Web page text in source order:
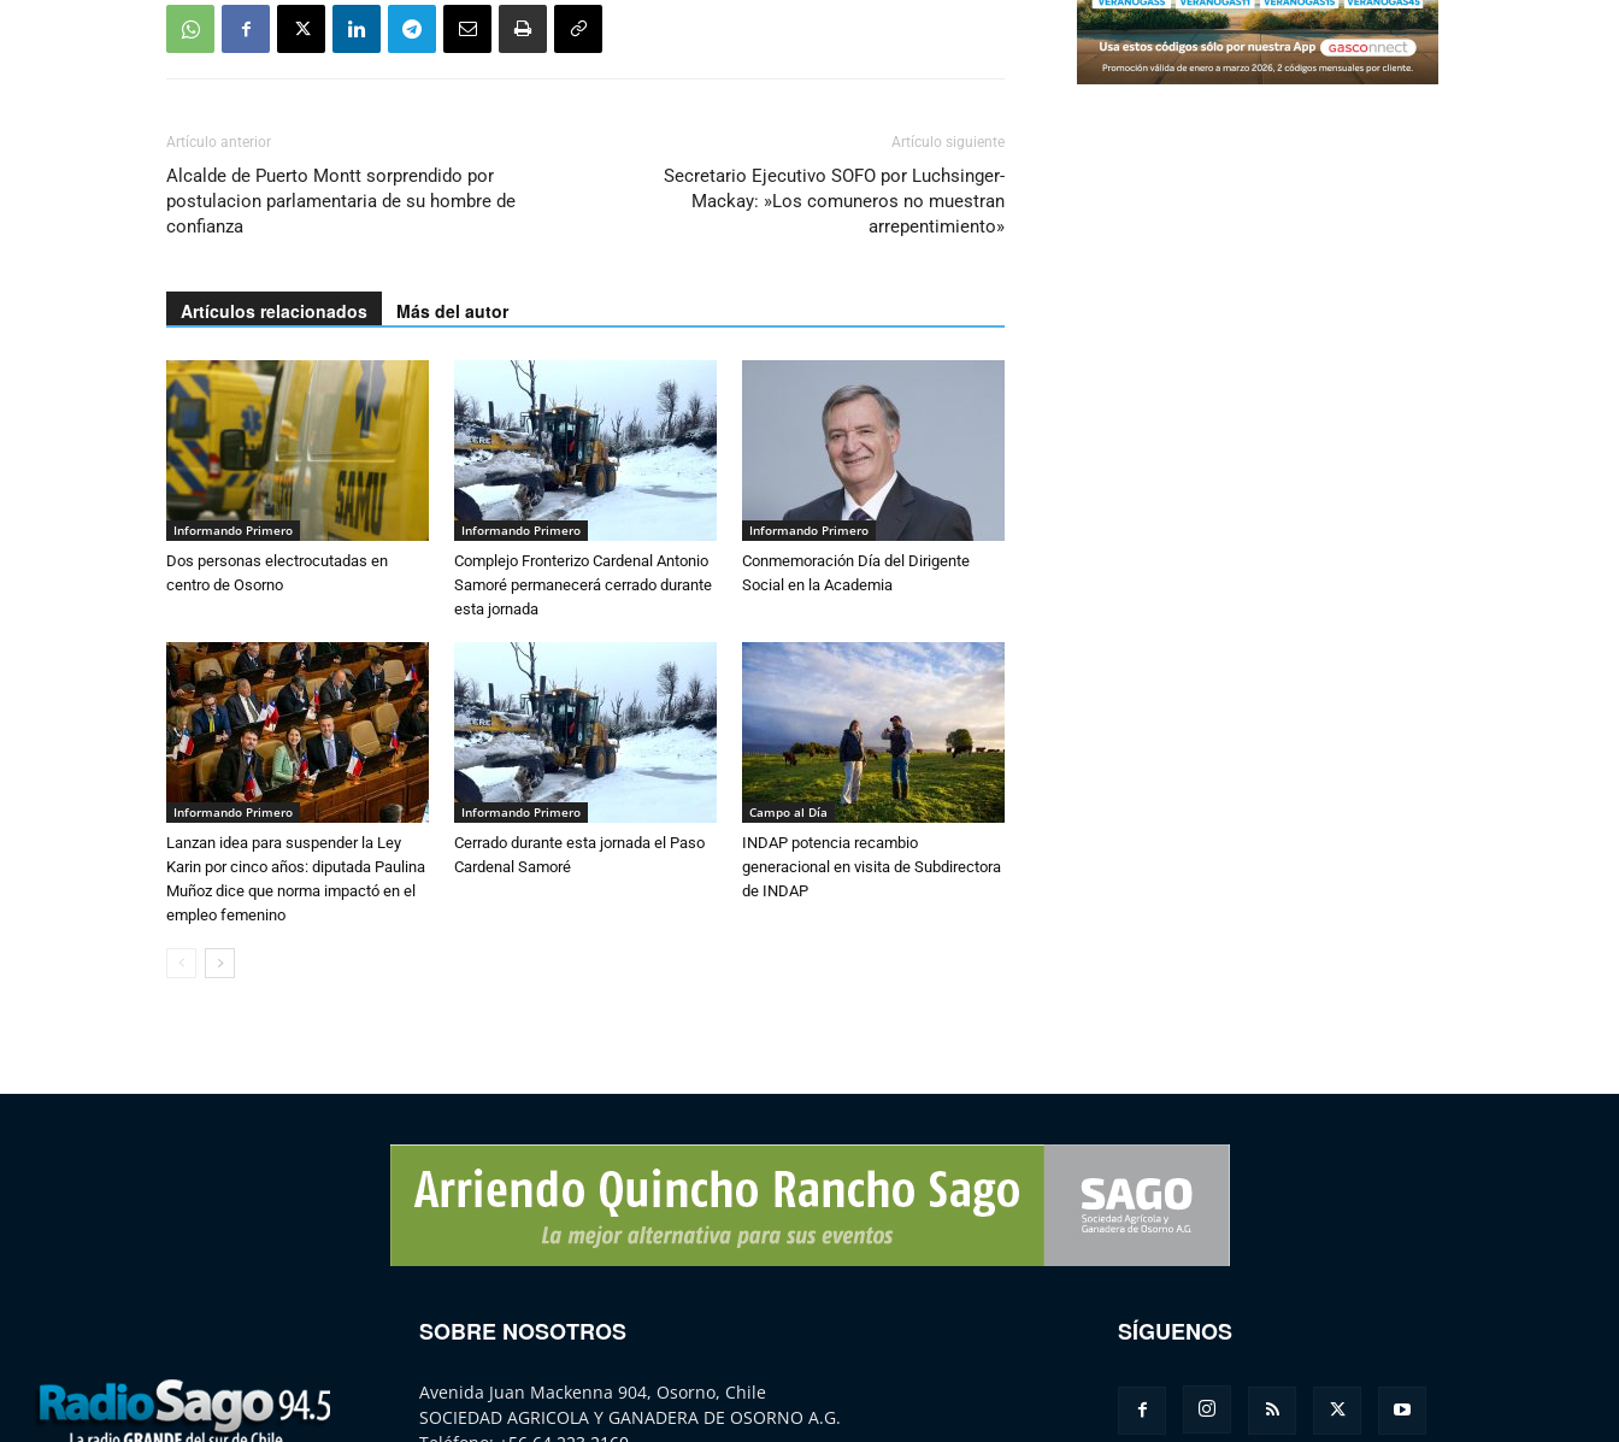
Artículo anterior
Alcalde de Puerto Montt sorprendido por
postulacion parlamentaria de su hombre de
confianza
Artículo siguiente
Secretario Ejecutivo SOFO por Luchsinger-
Mackay: »Los comuneros no muestran
arrepentimiento»
Artículos relacionados Más del autor
Informando Primero
Dos personas electrocutadas en
centro de Osorno
Informando Primero
Complejo Fronterizo Cardenal Antonio
Samoré permanecerá cerrado durante
esta jornada
Informando Primero
Conmemoración Día del Dirigente
Social en la Academia
Informando Primero
Lanzan idea para suspender la Ley
Karin por cinco años: diputada Paulina
Muñoz dice que norma impactó en el
empleo femenino
Informando Primero
Cerrado durante esta jornada el Paso
Cardenal Samoré
Campo al Día
INDAP potencia recambio
generacional en visita de Subdirectora
de INDAP
SOBRE NOSOTROS
Avenida Juan Mackenna 904, Osorno, Chile
SOCIEDAD AGRICOLA Y GANADERA DE OSORNO A.G.
SÍGUENOS